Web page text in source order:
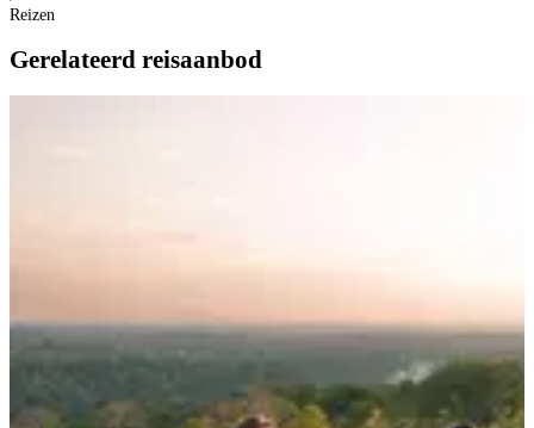
Reizen
Gerelateerd reisaanbod